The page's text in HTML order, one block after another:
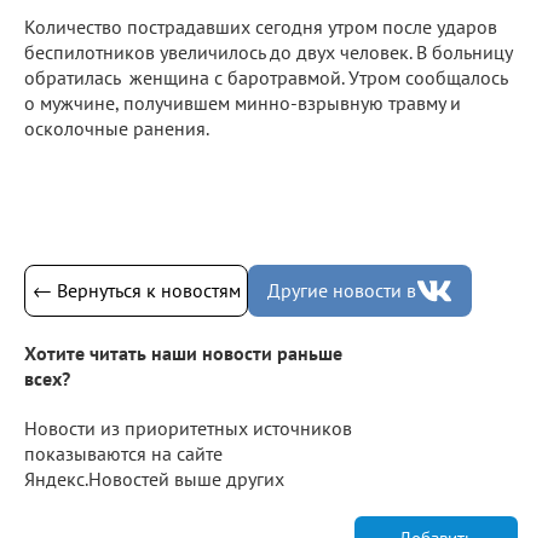
Количество пострадавших сегодня утром после ударов
беспилотников увеличилось до двух человек. В больницу
обратилась женщина с баротравмой. Утром сообщалось
о мужчине, получившем минно-взрывную травму и
осколочные ранения.
← Вернуться к новостям Другие новости в
Хотите читать наши новости раньше
всех?
Новости из приоритетных источников
показываются на сайте
Яндекс.Новостей выше других